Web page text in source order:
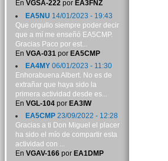
En VGSA-222por EA3FNZ
EA5NU 14/01/2023 - 19:43
Que orgullo siempre poder decir
que a mí me enseñó EA5CMP.
Gracias Paco por est...
En VGA-031 por EA5CMP
EA4MY06/01/2023 - 11:30
Enhorabuena Albert. No es de
extrañar que haya sido la
primera actividad desde es...
En VGL-104por EA3IW
EA5CMP23/09/2022 - 12:28
Gracias a ti Don Miguel el placer
ha sido el mío de compartir esta
actividad con ...
En VGAV-166por EA1DMP